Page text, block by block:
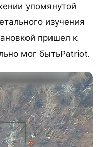
упомянутой
изучения
пришел к
мог бытьPatriot.